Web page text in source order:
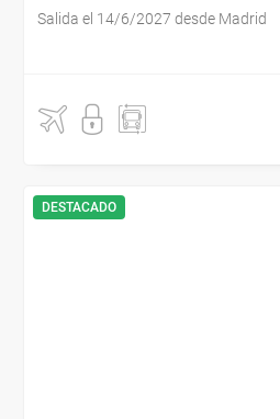
Salida el 14/6/2027 desde Madrid
DESTACADO